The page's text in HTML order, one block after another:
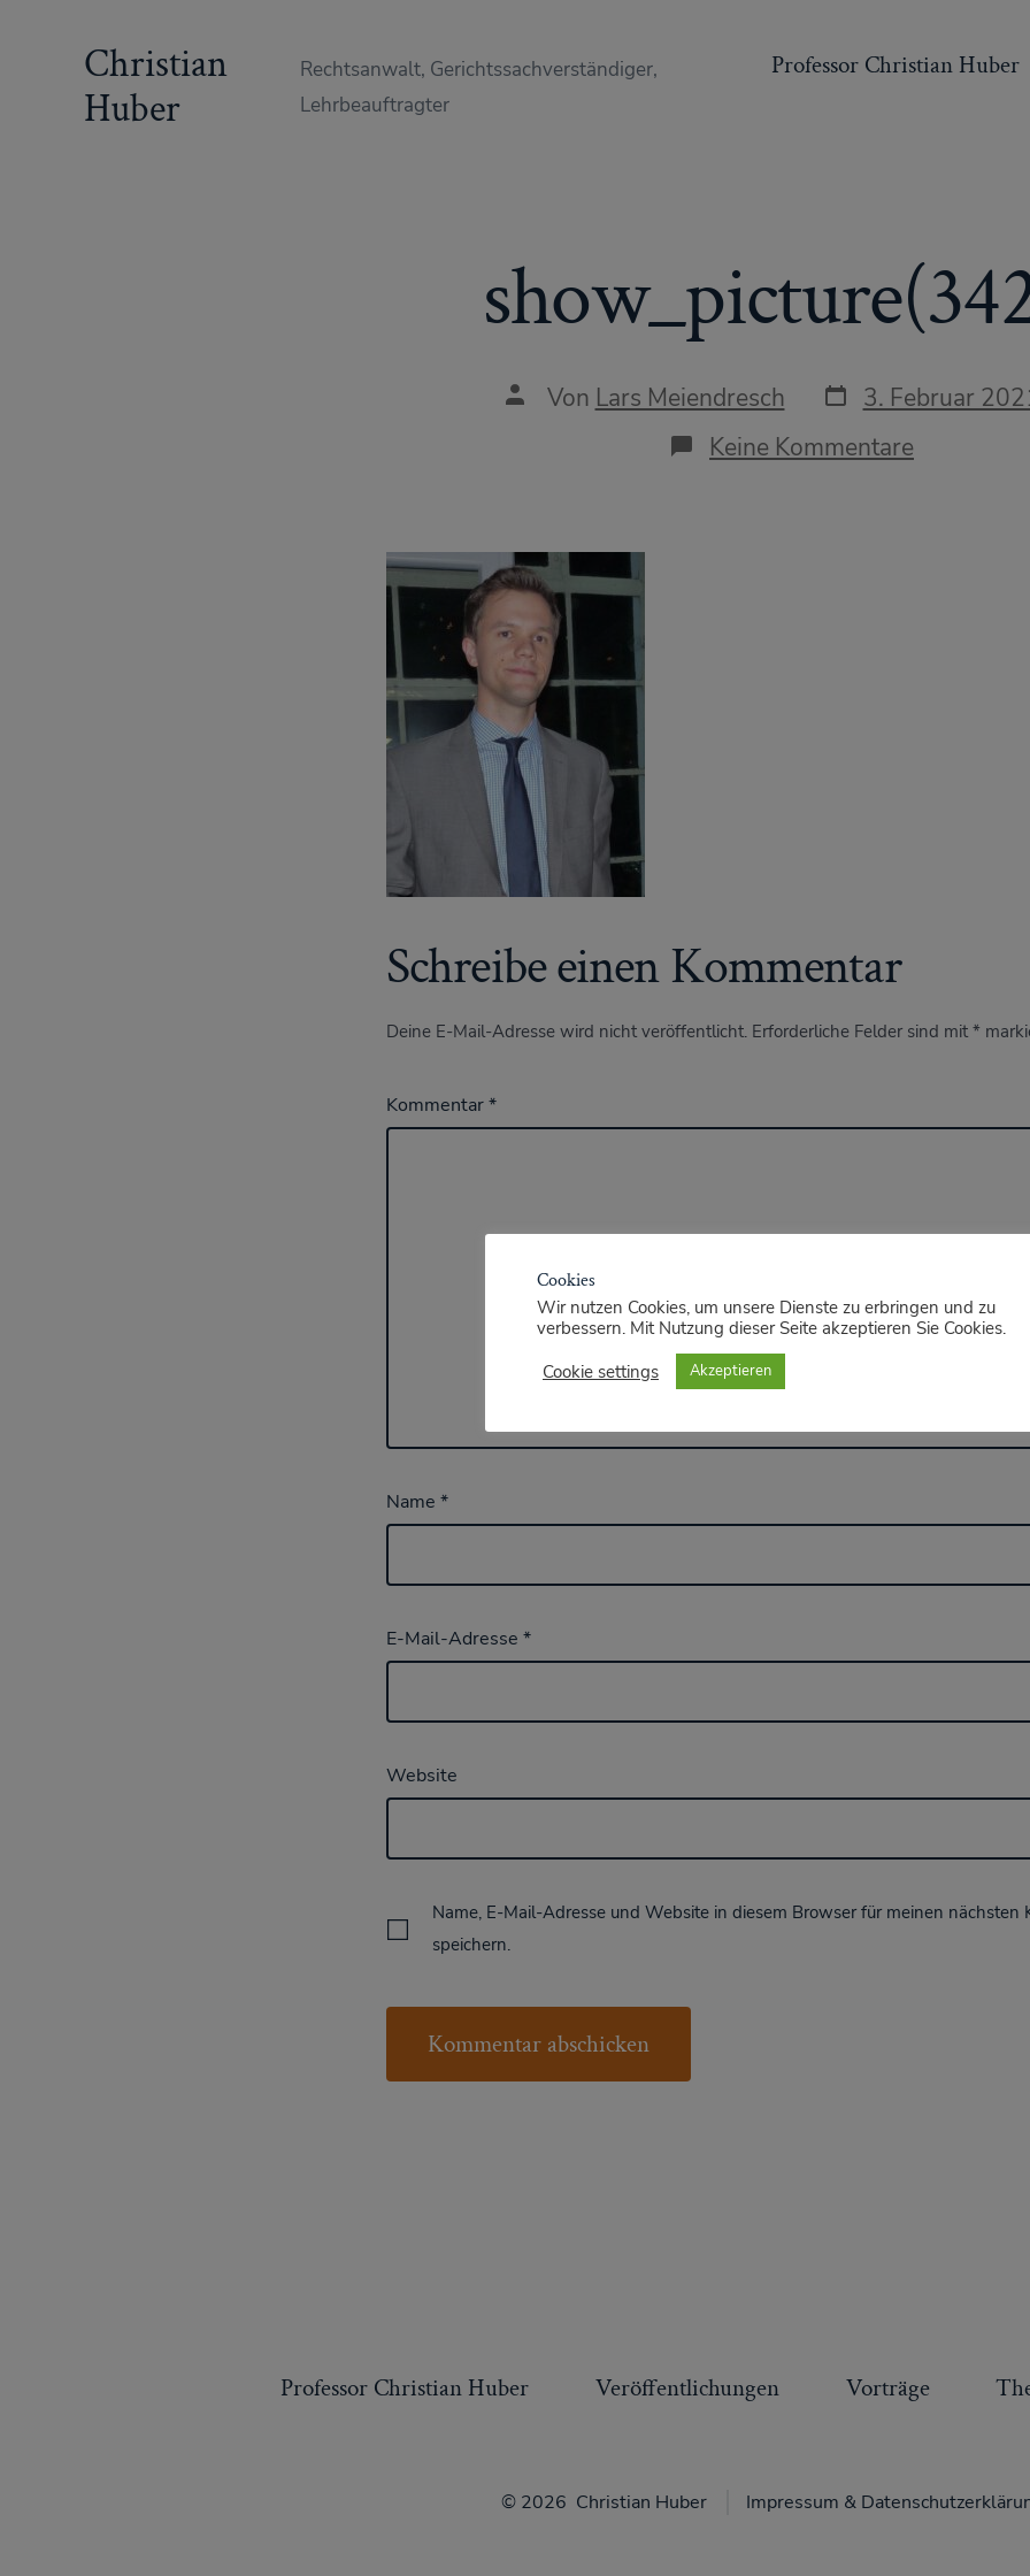
Christian
Huber
Rechtsanwalt, Gerichtssachverständiger,
Lehrbeauftragter
Professor Christian Huber
AutorVon Lars Meiendresch Datum
des
Beitrags
3. Februar
Keine Kommentare
Schreibe einen Kommentar
Deine E-Mail-Adresse wird nicht veröffentlicht. Erforderliche Felder sind mit *
Kommentar*
Name *
E-Mail-Adresse *
Website
Name, E-Mail-Adresse und Website in diesem Browser für meinen nächsten
speichern.
Professor Christian Huber Veröffentlichungen Vorträge
© 2026 Christian Huber Impressum &
Cookies
Wir nutzen Cookies, um unsere Dienste zu erbringen und zu
verbessern. Mit Nutzung dieser Seite akzeptieren Sie Cookies.
Cookie settings
Akzeptieren